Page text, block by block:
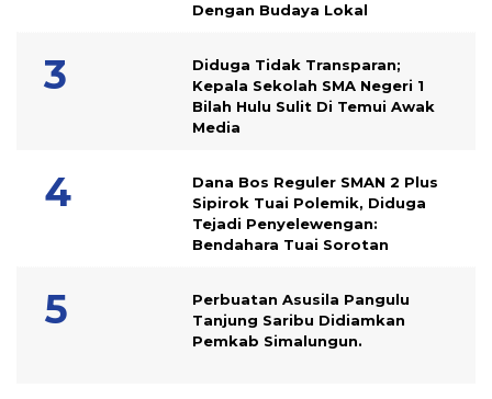
Dengan Budaya Lokal
Diduga Tidak Transparan;
Kepala Sekolah SMA Negeri 1
Bilah Hulu Sulit Di Temui Awak
Media
Dana Bos Reguler SMAN 2 Plus
Sipirok Tuai Polemik, Diduga
Tejadi Penyelewengan:
Bendahara Tuai Sorotan
Perbuatan Asusila Pangulu
Tanjung Saribu Didiamkan
Pemkab Simalungun.